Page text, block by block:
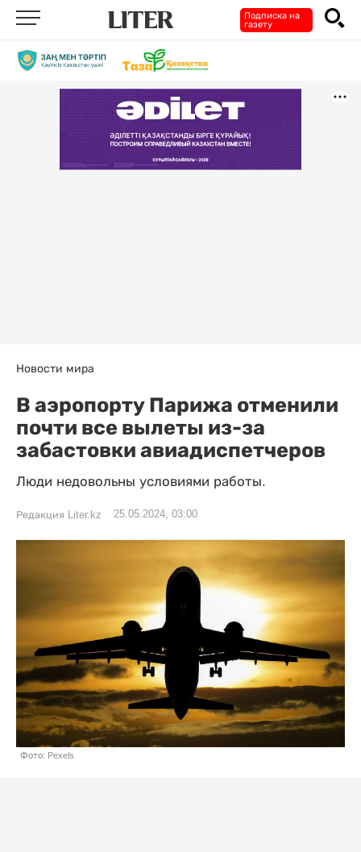
Подписка на
газету
Новости мира
В аэропорту Парижа отменили
почти все вылеты из-за
забастовки авиадиспетчеров
Люди недовольны условиями работы.
Редакция Liter.kz 25.05.2024, 03:00
Фото: Pexels